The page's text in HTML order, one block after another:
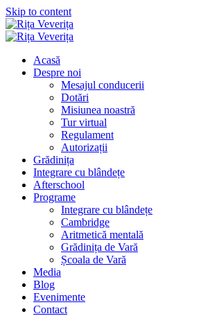
Skip to content
Acasă
Despre noi
Mesajul conducerii
Dotări
Misiunea noastră
Tur virtual
Regulament
Autorizații
Grădinița
Integrare cu blândețe
Afterschool
Programe
Integrare cu blândețe
Cambridge
Aritmetică mentală
Grădinița de Vară
Școala de Vară
Media
Blog
Evenimente
Contact